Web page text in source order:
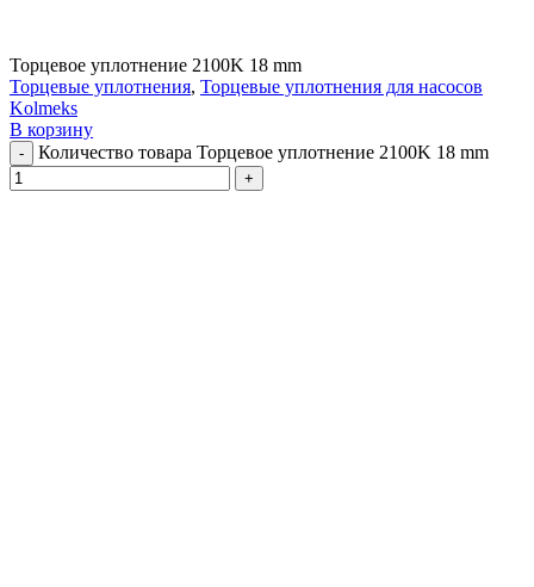
Торцевое уплотнение 2100K 18 mm
Торцевые уплотнения, Торцевые уплотнения для насосов
Kolmeks
В корзину
Количество товара Торцевое уплотнение 2100K 18 mm